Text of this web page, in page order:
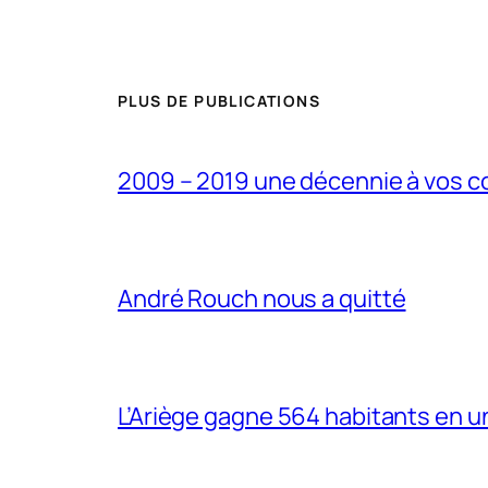
PLUS DE PUBLICATIONS
2009 – 2019 une décennie à vos
André Rouch nous a quitté
L’Ariège gagne 564 habitants en